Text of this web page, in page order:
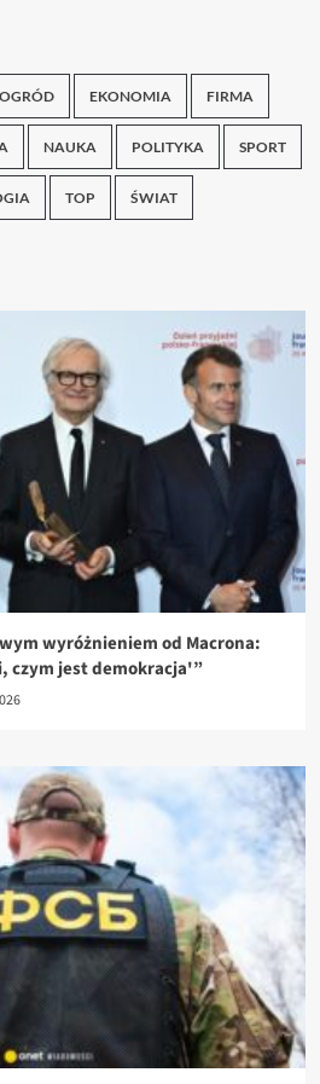
EKONOMIA FIRMA
NAUKA POLITYKA SPORT
TOP ŚWIAT
wyróżnieniem od Macrona:
czym jest demokracja'”